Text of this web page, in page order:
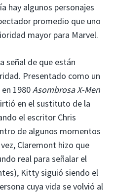
hay algunos personajes
promedio que uno
mayor para Marvel.
señal de que están
Presentado como un
1980Asombrosa X-Men
en el sustituto de la
el escritor Chris
de algunos momentos
Claremont hizo que
real para señalar el
Kitty siguió siendo el
cuya vida se volvió al